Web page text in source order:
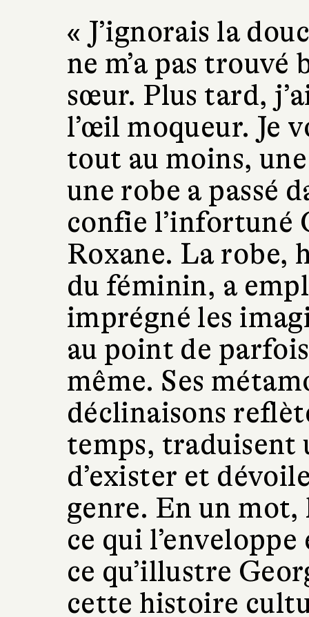
« J’ignorais la
ne m’a pas trouvé
sœur. Plus tard,
l’œil moqueur. Je
tout au moins,
une robe a passé
confie l’infortuné
Roxane. La robe,
du féminin, a
imprégné les
au point de
même. Ses
déclinaisons
temps, traduisent
d’exister et
genre. En un
ce qui
ce qu’illustre
cette histoire